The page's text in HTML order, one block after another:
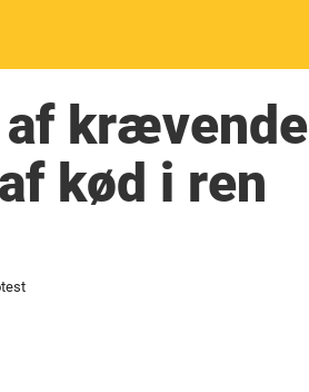
krævende
kød i ren